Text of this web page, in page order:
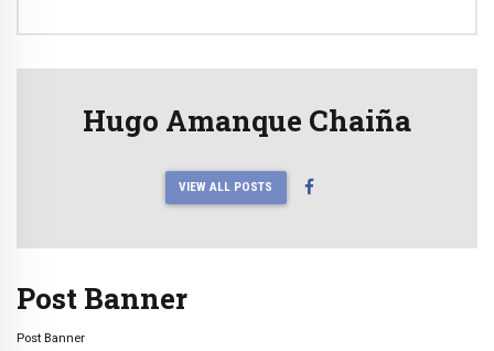
Hugo Amanque Chaiña
VIEW ALL POSTS
Post Banner
Post Banner